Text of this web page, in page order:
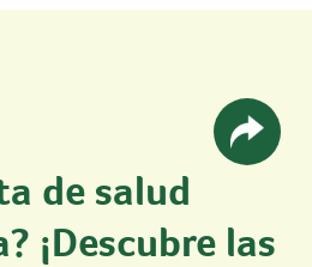
de salud
¡Descubre las